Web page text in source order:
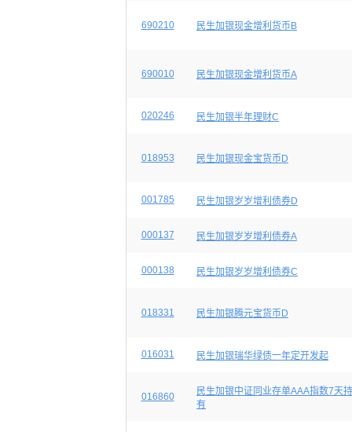
690210 民生加银现金增利货币B
690010 民生加银现金增利货币A
020246 民生加银半年理财C
018953 民生加银现金宝货币D
001785 民生加银岁岁增利债券D
000137 民生加银岁岁增利债券A
000138 民生加银岁岁增利债券C
018331 民生加银腾元宝货币D
016031 民生加银瑞华绿债一年定开发起
016860
民生加银中证同业存单AAA指数7天持
有